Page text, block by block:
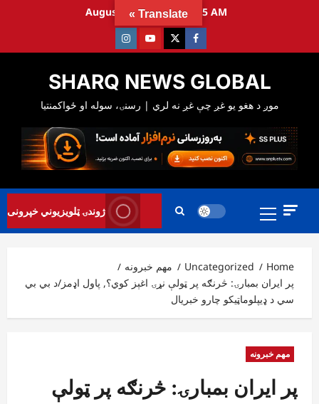
August 6, 2026 12:03:16 AM
Facebook
Twitter
Youtube
Instagram
SHARQ NEWS GLOBAL
Primary
ژوندۍ ټلویزیوني خپرونی
Home
Uncategorized
مهم خبرونه
پر ایران بمبارۍ: څرنګه پر ټولې نړۍ اغېز کوي؟, پاول اډمز/د بي بي
سي د ډیپلوماټیکو چارو خبریال
مهم خبرونه
پر ایران بمبارۍ: څرنګه پر ټولې
Translate »